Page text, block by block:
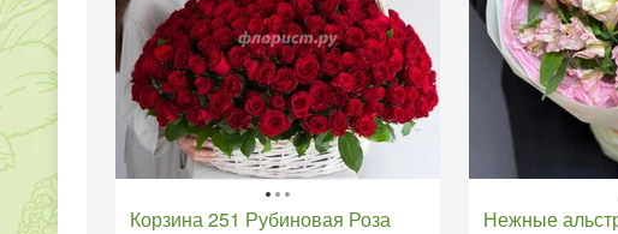
Корзина 251 Рубиновая Роза
Нежные